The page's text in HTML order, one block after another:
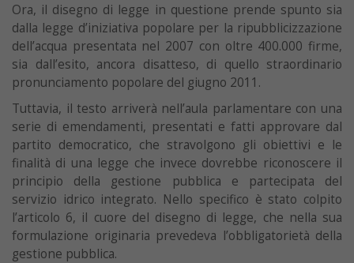
Ora, il disegno di legge in questione prende spunto sia
dalla legge d’iniziativa popolare per la ripubblicizzazione
dell’acqua presentata nel 2007 con oltre 400.000 firme,
sia dall’esito, ancora disatteso, di quello straordinario
pronunciamento popolare del giugno 2011.
Tuttavia, il testo arriverà nell’aula parlamentare con una
serie di emendamenti, presentati e fatti approvare dal
partito democratico, che stravolgono gli obiettivi e le
finalità di una legge che invece dovrebbe riconoscere il
principio della gestione pubblica e partecipata del
servizio idrico integrato. Nello specifico è stato colpito
l’articolo 6, il cuore del disegno di legge, che nella sua
formulazione originaria prevedeva l’obbligatorietà della
gestione pubblica.